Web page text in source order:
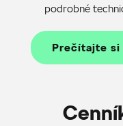
podrobné
Prečítajte